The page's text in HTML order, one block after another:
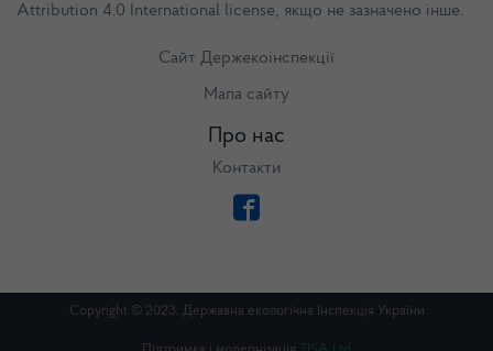
Attribution 4.0 International license, якщо не зазначено інше.
Сайт Держекоінспекції
Мапа сайту
Про нас
Контакти
Copyright © 2023. Державна екологічна Інспекція України